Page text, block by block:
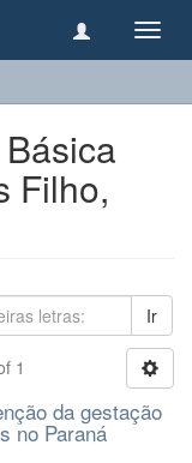
Filho,
Ir
1
da gestação
no Paraná